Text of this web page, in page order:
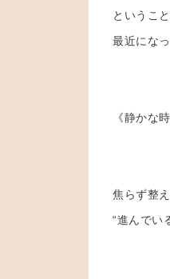
ということ
最近にな
《静かな
焦らず整
“進んでい